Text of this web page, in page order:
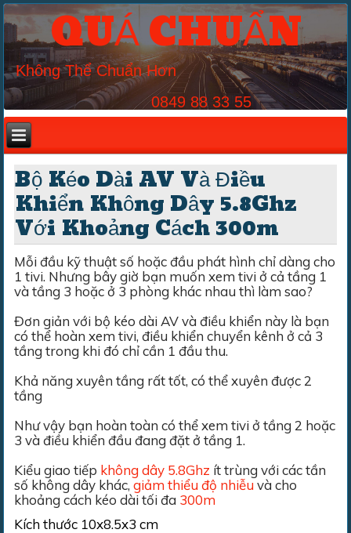
QUÁ CHUẨN
Không Thể Chuẩn Hơn
0849 88 33 55
Bộ Kéo Dài AV Và Điều
Khiển Không Dây 5.8Ghz
Với Khoảng Cách 300m
Mỗi đầu kỹ thuật số hoặc đầu phát hình chỉ dàng cho
1 tivi. Nhưng bây giờ bạn muốn xem tivi ở cả tầng 1
và tầng 3 hoặc ở 3 phòng khác nhau thì làm sao?
Đơn giản với bộ kéo dài AV và điều khiển này là bạn
có thể hoàn xem tivi, điều khiển chuyển kênh ở cả 3
tầng trong khi đó chỉ cần 1 đầu thu.
Khả năng xuyên tầng rất tốt, có thể xuyên được 2
tầng
Như vậy bạn hoàn toàn có thể xem tivi ở tầng 2 hoặc
3 và điều khiển đầu đang đặt ở tầng 1.
Kiểu giao tiếp không dây 5.8Ghz ít trùng với các tần
số không dây khác,giảm thiểu độ nhiễuvà cho
khoảng cách kéo dài tối đa 300m
Kích thước 10x8.5x3 cm